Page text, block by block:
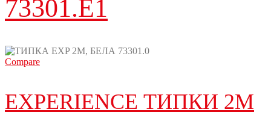
73301.E1
Compare
EXPERIENCE ТИПКИ 2М